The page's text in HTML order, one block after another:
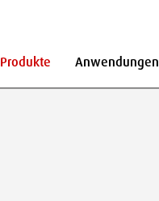
Produkte Anwendungen